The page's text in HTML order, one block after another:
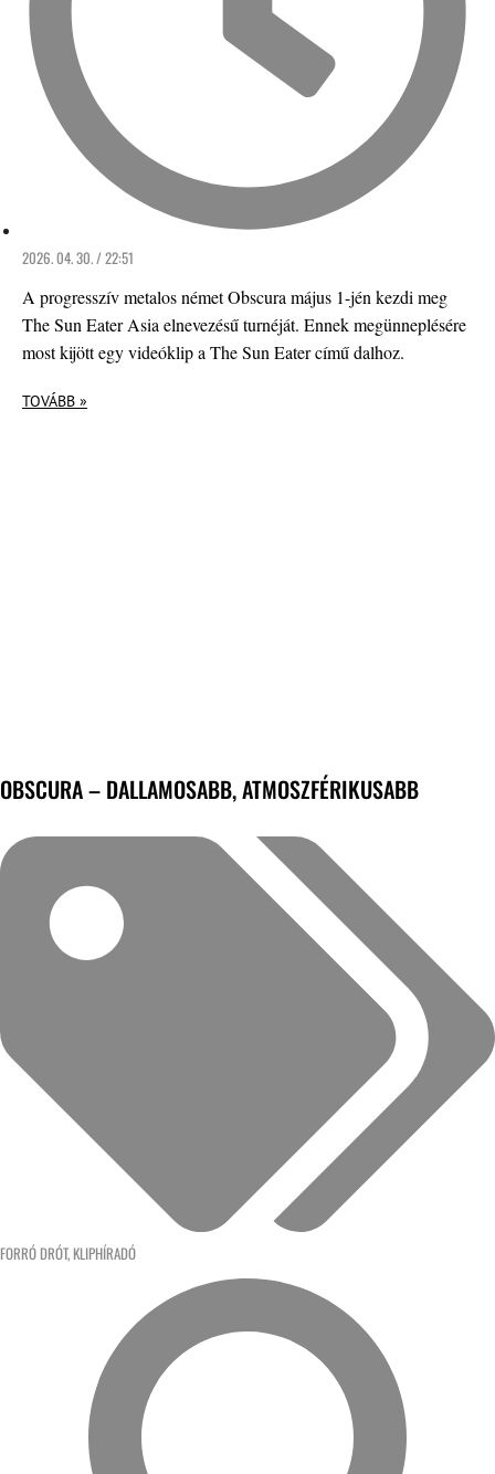
2026. 04. 30. / 22:51
A progresszív metalos német Obscura május 1-jén kezdi meg
The Sun Eater Asia elnevezésű turnéját. Ennek megünneplésére
most kijött egy videóklip a The Sun Eater című dalhoz.
TOVÁBB »
OBSCURA – DALLAMOSABB, ATMOSZFÉRIKUSABB
FORRÓ DRÓT, KLIPHÍRADÓ